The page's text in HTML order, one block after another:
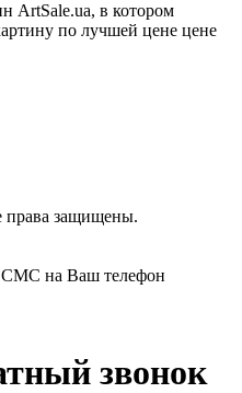
ArtSale.ua, в котором
по лучшей цене цене
права защищены.
СМС на Ваш телефон
звонок